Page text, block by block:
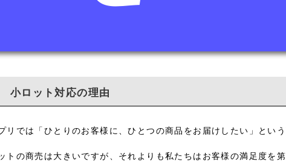
小ロット対応の理由
リでは「ひとりのお客様に、ひとつの商品をお届けしたい」とい
トの商売は大きいですが、それよりも私たちはお客様の満足度を